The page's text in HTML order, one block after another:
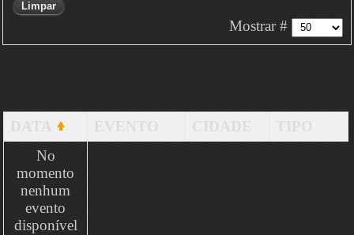
Limpar
Mostrar #
No
momento
nenhum
evento
disponível